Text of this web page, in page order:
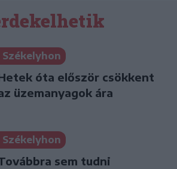
Székelyhon
óta először csökkent
üzemanyagok ára
Székelyhon
sem tudni